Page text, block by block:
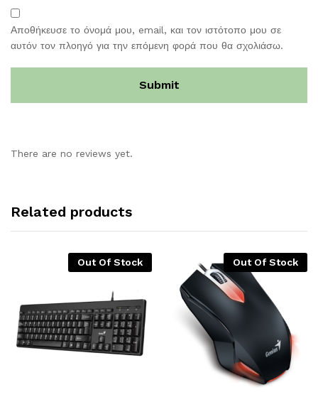
Αποθήκευσε το όνομά μου, email, και τον ιστότοπο μου σε
αυτόν τον πλοηγό για την επόμενη φορά που θα σχολιάσω.
There are no reviews yet.
Related products
Out Of Stock Out Of Stock